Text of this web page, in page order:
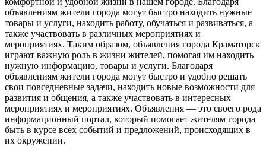
объявлениям жители города могут быстро находить нужные
товары и услуги, находить работу, обучаться и развиваться, а
также участвовать в различных мероприятиях и
мероприятиях. Таким образом, объявления города Краматорск
играют важную роль в жизни жителей, помогая им находить
нужную информацию, товары и услуги. Благодаря
объявлениям жители города могут быстро и удобно решать
свои повседневные задачи, находить новые возможности для
развития и общения, а также участвовать в интересных
мероприятиях и мероприятиях. Объявления — это своего рода
информационный портал, который помогает жителям города
быть в курсе всех событий и предложений, происходящих в
их окружении.